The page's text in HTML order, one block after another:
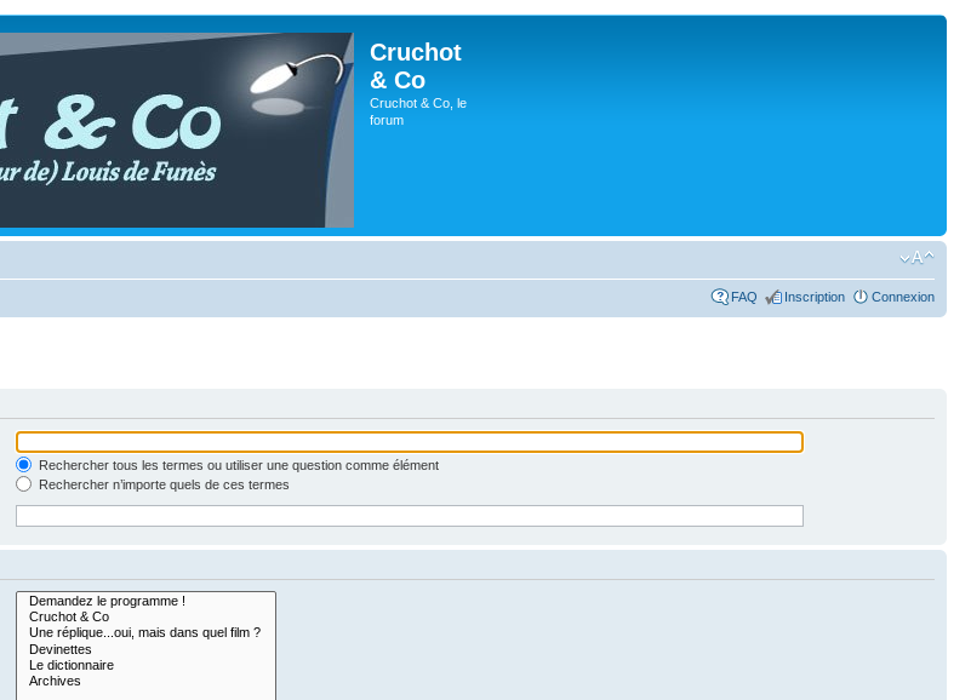
Cruchot
& Co
Cruchot & Co, le
forum
FAQ Inscription Connexion
Rechercher tous les termes ou utiliser une question comme élément
Rechercher n’importe quels de ces termes